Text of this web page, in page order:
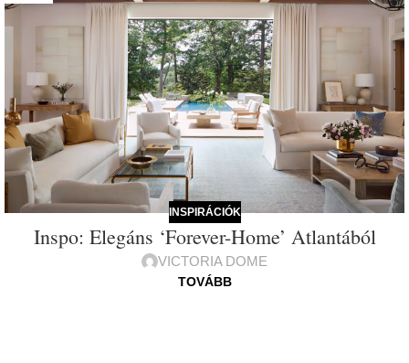
INSPIRÁCIÓK
Inspo: Elegáns ‘Forever-Home’ Atlantából
VICTORIA DOME
TOVÁBB